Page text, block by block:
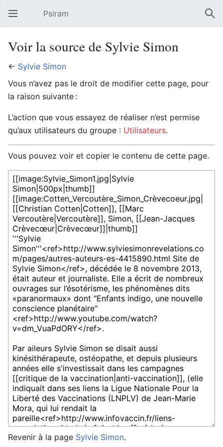
Ouvrir le menu principal Psiram
Voir la source de Sylvie Simon
← Sylvie Simon
Vous n’avez pas le droit de modifier cette page, pour
la raison suivante :
L’action que vous essayez de réaliser n’est permise
qu’aux utilisateurs du groupe : Utilisateurs.
Vous pouvez voir et copier le contenu de cette page.
Revenir à la page Sylvie Simon.